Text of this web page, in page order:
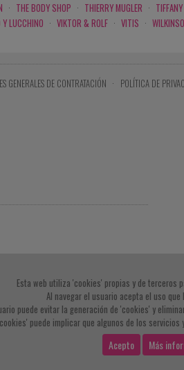
· THE BODY SHOP · THIERRY MUGLER ·
LUCCHINO · VIKTOR & ROLF · VITIS ·
GENERALES DE CONTRATACIÓN · POLÍTICA DE
Esta web utiliza 'cookies' propias y de terceros
Al navegar el usuario acepta el uso
puede evitar la generación de 'cookies' y
puede implicar que algunos de los
Acepto Más